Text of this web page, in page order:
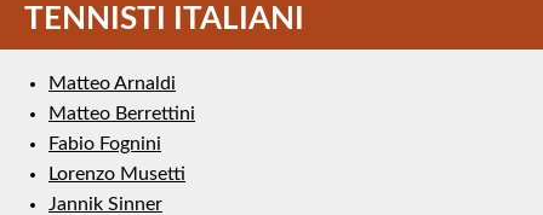
TENNISTI ITALIANI
Matteo Arnaldi
Matteo Berrettini
Fabio Fognini
Lorenzo Musetti
Jannik Sinner